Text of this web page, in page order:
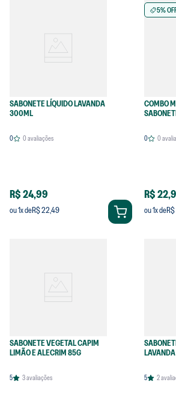
SABONETE LÍQUIDO LAVANDA
300ML
0 0avaliações
R$ 24,99
ou1x deR$ 22,49
5%
COMBO
0 0
R$
ou1x de
SABONETE VEGETAL CAPIM
LIMÃO E ALECRIM 85G
5 3avaliações 5 2